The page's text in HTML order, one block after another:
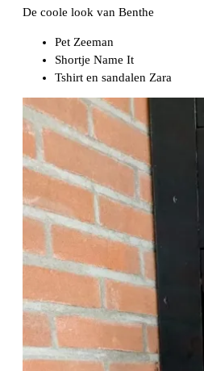
De coole look van Benthe
Pet Zeeman
Shortje Name It
Tshirt en sandalen Zara